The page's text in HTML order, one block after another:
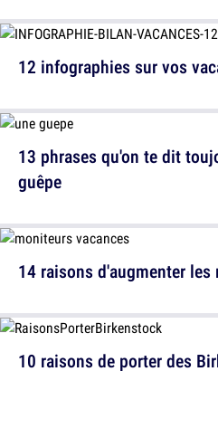
12 infographies sur vos
14 raisons d'augmenter les
13 phrases qu'on te dit
guêpe
10 raisons de porter des